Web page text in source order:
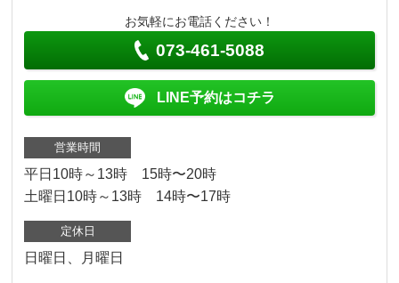
お気軽にお電話ください！
073-461-5088
LINE予約はコチラ
営業時間
平日10時～13時 15時〜20時
土曜日10時～13時 14時〜17時
定休日
日曜日、月曜日